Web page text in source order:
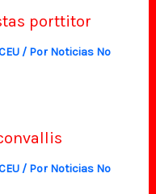
porttitor
/ Por Noticias No
/ Por Noticias No